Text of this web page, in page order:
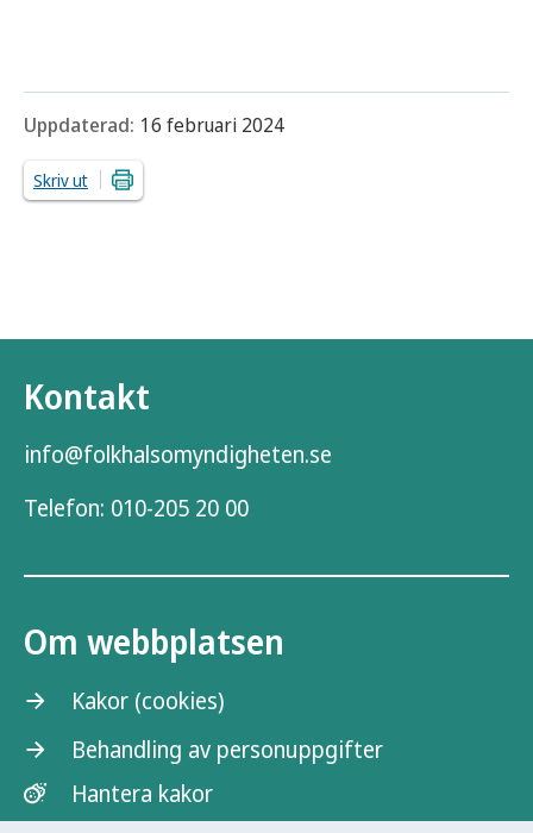
Uppdaterad: 16 februari 2024
Skriv ut
Kontakt
info@folkhalsomyndigheten.se
Telefon: 010-205 20 00
Om webbplatsen
Kakor (cookies)
Behandling av personuppgifter
Hantera kakor